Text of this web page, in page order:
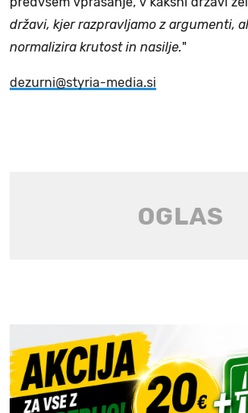
državi, kjer razpravljamo z argumenti,
normalizira krutost in nasilje."
dezurni@styria-media.si